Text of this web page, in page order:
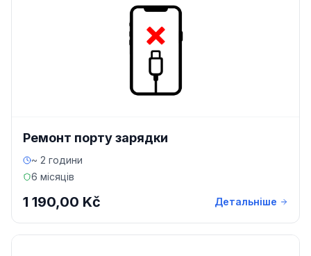
Ремонт порту зарядки
~ 2 години
6 місяців
1 190,00 Kč Детальніше